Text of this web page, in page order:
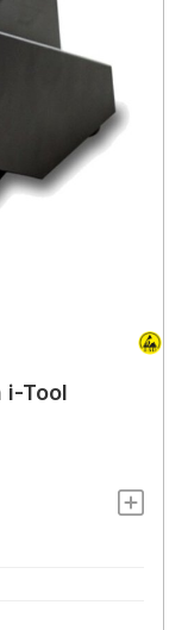
i-Tool